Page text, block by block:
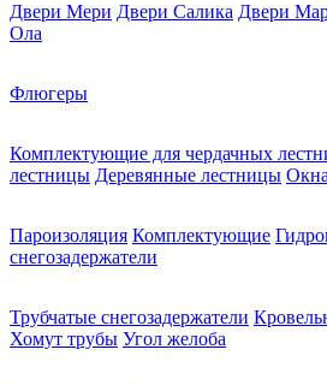
Двери Мери Двери Салика Двери
Ола
Флюгеры
Комплектующие для чердачных
лестницы Деревянные лестницы Окна
Пароизоляция Комплектующие
снегозадержатели
Трубчатые снегозадержатели
Хомут трубы Угол желоба